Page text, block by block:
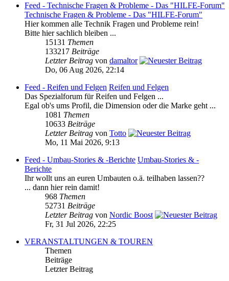
Feed - Technische Fragen & Probleme - Das "HILFE-Forum"
Technische Fragen & Probleme - Das "HILFE-Forum"
Hier kommen alle Technik Fragen und Probleme rein!
Bitte hier sachlich bleiben ...
15131 Themen
133217 Beiträge
Letzter Beitrag von damaltor
Do, 06 Aug 2026, 22:14
Feed - Reifen und Felgen Reifen und Felgen
Das Spezialforum für Reifen und Felgen ...
Egal ob's ums Profil, die Dimension oder die Marke geht ...
1081 Themen
10633 Beiträge
Letzter Beitrag von Totto
Mo, 11 Mai 2026, 9:13
Feed - Umbau-Stories & -Berichte Umbau-Stories & -
Berichte
Ihr wollt uns an euren Umbauten o.ä. teilhaben lassen??
... dann hier rein damit!
968 Themen
52731 Beiträge
Letzter Beitrag von Nordic Boost
Fr, 31 Jul 2026, 22:25
VERANSTALTUNGEN & TOUREN
Themen
Beiträge
Letzter Beitrag